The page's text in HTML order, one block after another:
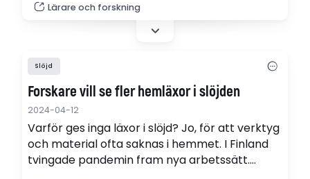
Lärare och forskning
Slöjd
Forskare vill se fler hemläxor i slöjden
2024-04-12
Varför ges inga läxor i slöjd? Jo, för att verktyg
och material ofta saknas i hemmet. I Finland
tvingade pandemin fram nya arbetssätt.